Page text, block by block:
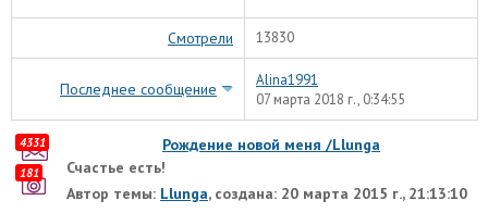
Смотрели 13830
Последнее сообщение
Alina1991
07 марта 2018 г., 0:34:55
Рождение новой меня /Llunga
Счастье есть!
Автор темы: Llunga, создана: 20 марта 2015 г., 21:13:10
4331
181